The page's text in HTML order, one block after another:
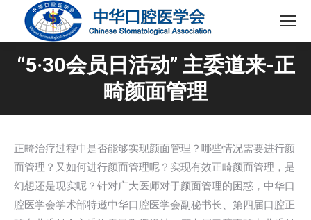
“5·30会员日活动” 主委道来-正
畸颜面管理
正畸治疗过程中是否能够实现颜面管理？哪些情况需要进行颜
面管理？又如何进行颜面管理呢？实现有效正畸颜面管理，是
幻想还是现实呢？针对广大医师对于颜面管理的困惑，中华口
腔医学会学术部特邀中华口腔医学会副秘书长、第四届口腔正